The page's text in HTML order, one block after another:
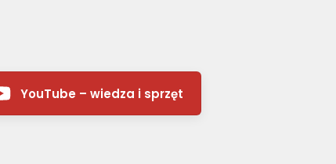
YouTube – wiedza i sprzęt